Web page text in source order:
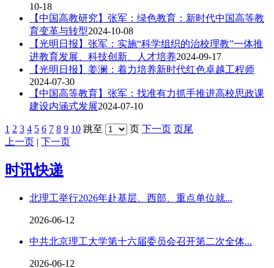
10-18
【中国高教研究】张军：绿色教育：新时代中国高等教
育变革与转型2024-10-08
【光明日报】张军：实施“科学组织的治校理教”一体推
进教育发展、科技创新、人才培养2024-09-17
【光明日报】姜澜：着力培养新时代红色卓越工程师
2024-07-30
【中国高等教育】张军：找准有力抓手推进高校思政课
建设内涵式发展2024-07-10
1 2 3 4 5 6 7 8 9 10 跳至 页 下一页 页尾
上一页 | 下一页
时讯快递
北理工举行2026年赴基层、西部、重点单位就...
2026-06-12
中共北京理工大学第十六届委员会召开第二次全体...
2026-06-12